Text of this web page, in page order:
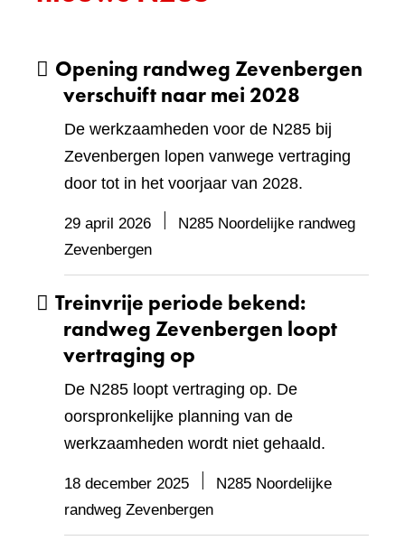
Opening randweg Zevenbergen
verschuift naar mei 2028
De werkzaamheden voor de N285 bij
Zevenbergen lopen vanwege vertraging
door tot in het voorjaar van 2028.
29 april 2026
N285 Noordelijke randweg
Zevenbergen
Treinvrije periode bekend:
randweg Zevenbergen loopt
vertraging op
De N285 loopt vertraging op. De
oorspronkelijke planning van de
werkzaamheden wordt niet gehaald.
18 december 2025
N285 Noordelijke
randweg Zevenbergen